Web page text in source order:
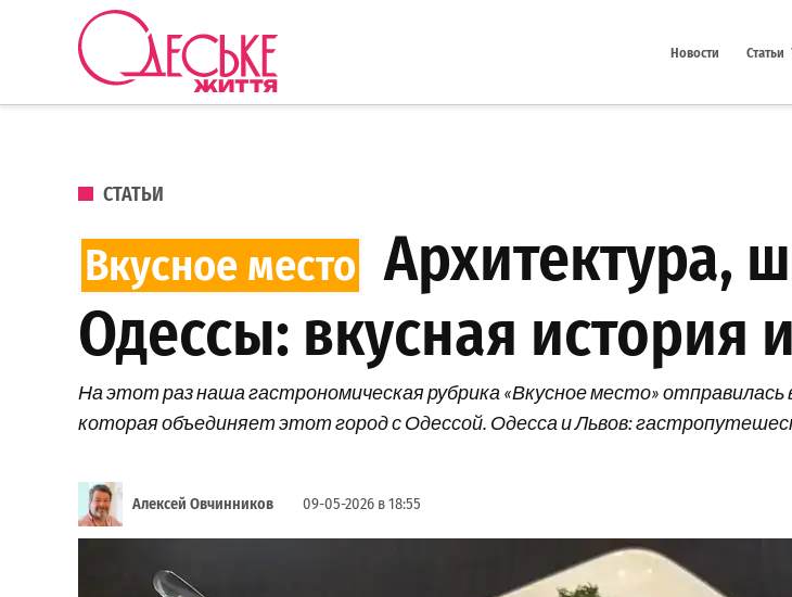
Перейти к содержанию
Новости Статьи
ОПУБЛИКОВАНО В
СТАТЬИ
Архитектура,
Одессы: вкусная история
На этот раз наша гастрономическая рубрика «Вкусное место»
которая объединяет этот город с Одессой. Одесса и Львов:
Алексей Овчинников 09-05-2026 в 18:55